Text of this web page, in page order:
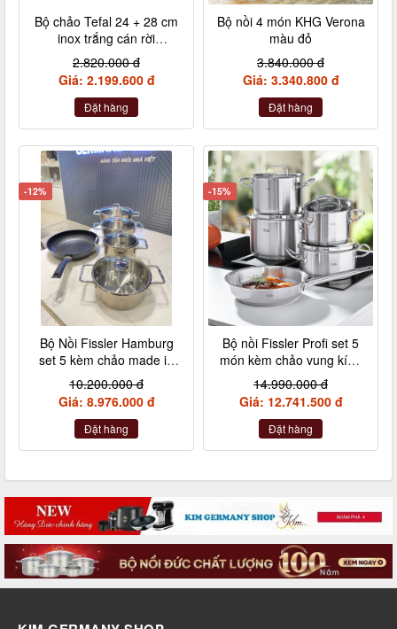
Bộ chảo Tefal 24 + 28 cm
inox trắng cán rời
L9409202
2.820.000 đ
Giá: 2.199.600 đ
Đặt hàng
Bộ nồi 4 món KHG Verona
màu đỏ
3.840.000 đ
Giá: 3.340.800 đ
Đặt hàng
-12%
Bộ Nồi Fissler Hamburg
set 5 kèm chảo made in
Germany nội địa Đức
10.200.000 đ
Giá: 8.976.000 đ
Đặt hàng
-15%
Bộ nồi Fissler Profi set 5
món kèm chảo vung kính
made in Germany
14.990.000 đ
Giá: 12.741.500 đ
Đặt hàng